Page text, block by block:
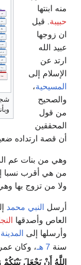
منه ابنتها
حبيبة . قيل
ان زوجها
عبيد الله
ارتد عن
الإسلام إلى
المسيحية،
والصحيح
من قول
المحققين
أن قصة ارتداده
وهي من بنات عم
من هي أقرب نسبا
ولا من تزوج بها وهي
أرسل النبي محمد
العاص وأصدقها
وأرسلها إلى المدينة
سنة 7 هـ ، وكان عمرها يومئذٍ 36
اللَّهُ أَنْ يَجْعَلَ